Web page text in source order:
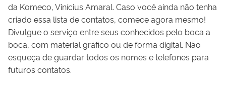
da Komeco, Vinícius Amaral. Caso você ainda não tenha
criado essa lista de contatos, comece agora mesmo!
Divulgue o serviço entre seus conhecidos pelo boca a
boca, com material gráfico ou de forma digital. Não
esqueça de guardar todos os nomes e telefones para
futuros contatos.